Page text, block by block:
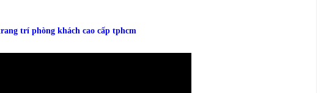
trí phòng khách cao cấp tphcm